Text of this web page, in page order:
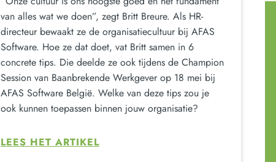
van alles wat we doen”, zegt Britt Breure. Als HR-
directeur bewaakt ze de organisatiecultuur bij AFAS
Software. Hoe ze dat doet, vat Britt samen in 6
concrete tips. Die deelde ze ook tijdens de Champion
Session van Baanbrekende Werkgever op 18 mei bij
AFAS Software België. Welke van deze tips zou je
ook kunnen toepassen binnen jouw organisatie?
LEES HET ARTIKEL